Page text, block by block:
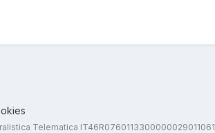
Telematica IT46R0760113300000029011061